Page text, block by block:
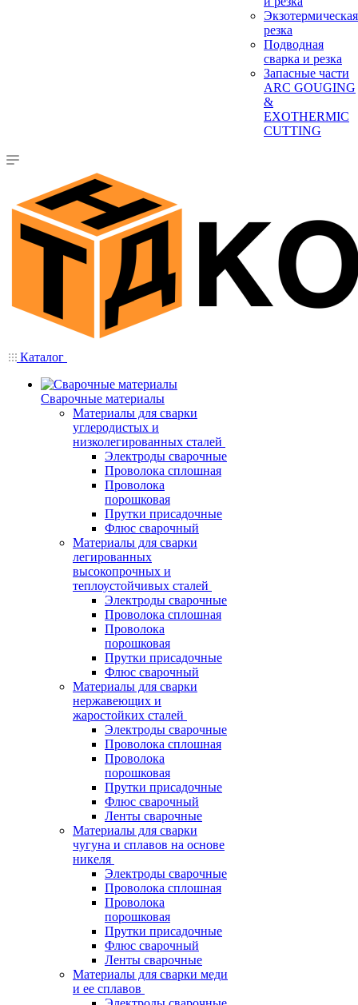
Экзотермическая
резка
Подводная
сварка и резка
Запасные части
ARC GOUGING
&
EXOTHERMIC
CUTTING
Каталог
Сварочные материалы
Материалы для сварки
углеродистых и
низколегированных сталей
Электроды сварочные
Проволока сплошная
Проволока
порошковая
Прутки присадочные
Флюс сварочный
Материалы для сварки
легированных
высокопрочных и
теплоустойчивых сталей
Электроды сварочные
Проволока сплошная
Проволока
порошковая
Прутки присадочные
Флюс сварочный
Материалы для сварки
нержавеющих и
жаростойких сталей
Электроды сварочные
Проволока сплошная
Проволока
порошковая
Прутки присадочные
Флюс сварочный
Ленты сварочные
Материалы для сварки
чугуна и сплавов на основе
никеля
Электроды сварочные
Проволока сплошная
Проволока
порошковая
Прутки присадочные
Флюс сварочный
Ленты сварочные
Материалы для сварки меди
и ее сплавов